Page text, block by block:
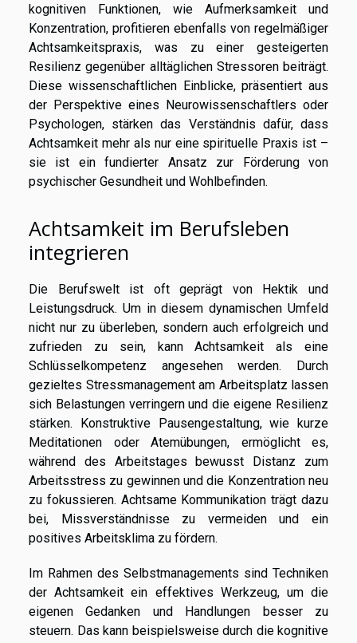
kognitiven Funktionen, wie Aufmerksamkeit und
Konzentration, profitieren ebenfalls von regelmäßiger
Achtsamkeitspraxis, was zu einer gesteigerten
Resilienz gegenüber alltäglichen Stressoren beiträgt.
Diese wissenschaftlichen Einblicke, präsentiert aus
der Perspektive eines Neurowissenschaftlers oder
Psychologen, stärken das Verständnis dafür, dass
Achtsamkeit mehr als nur eine spirituelle Praxis ist –
sie ist ein fundierter Ansatz zur Förderung von
psychischer Gesundheit und Wohlbefinden.
Achtsamkeit im Berufsleben
integrieren
Die Berufswelt ist oft geprägt von Hektik und
Leistungsdruck. Um in diesem dynamischen Umfeld
nicht nur zu überleben, sondern auch erfolgreich und
zufrieden zu sein, kann Achtsamkeit als eine
Schlüsselkompetenz angesehen werden. Durch
gezieltes Stressmanagement am Arbeitsplatz lassen
sich Belastungen verringern und die eigene Resilienz
stärken. Konstruktive Pausengestaltung, wie kurze
Meditationen oder Atemübungen, ermöglicht es,
während des Arbeitstages bewusst Distanz zum
Arbeitsstress zu gewinnen und die Konzentration neu
zu fokussieren. Achtsame Kommunikation trägt dazu
bei, Missverständnisse zu vermeiden und ein
positives Arbeitsklima zu fördern.
Im Rahmen des Selbstmanagements sind Techniken
der Achtsamkeit ein effektives Werkzeug, um die
eigenen Gedanken und Handlungen besser zu
steuern. Das kann beispielsweise durch die kognitive